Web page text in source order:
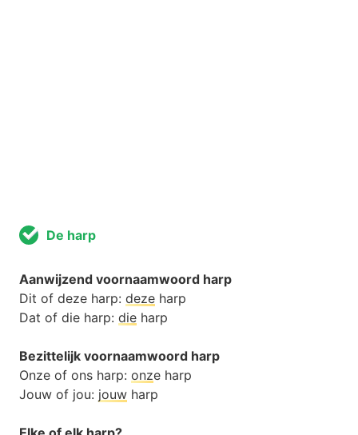
De harp
Aanwijzend voornaamwoord harp
Dit of deze harp: deze harp
Dat of die harp: die harp
Bezittelijk voornaamwoord harp
Onze of ons harp: onze harp
Jouw of jou: jouw harp